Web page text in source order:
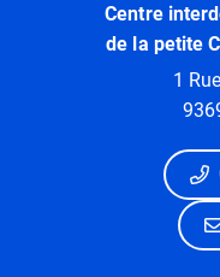
Centre
de la petite
1